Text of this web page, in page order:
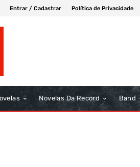
Entrar / Cadastrar Política de Privacidade
Novelas Da Record Band